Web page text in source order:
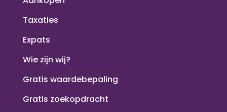
Taxaties
Expats
Wie zijn wij?
Gratis waardebepaling
Gratis zoekopdracht